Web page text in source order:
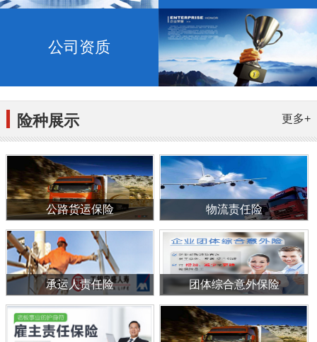
公司资质
更多+
险种展示
公路货运保险 物流责任险
承运人责任险 团体综合意外保险